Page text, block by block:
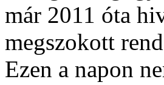
már 2011 óta
megszokott
Ezen a napon